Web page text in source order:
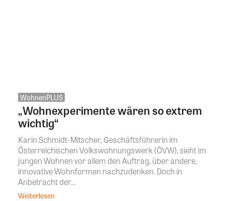
WohnenPLUS
„Wohnexperimente wären so extrem
wichtig“
Karin Schmidt-Mitscher, Geschäftsführerin im
Österreichischen Volkswohnungswerk (ÖVW), sieht im
jungen Wohnen vor allem den Auftrag, über andere,
innovative Wohnformen nachzudenken. Doch in
Anbetracht der...
Weiterlesen